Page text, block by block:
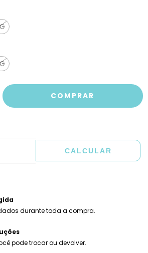
CALCULAR
durante toda a compra.
pode trocar ou devolver.